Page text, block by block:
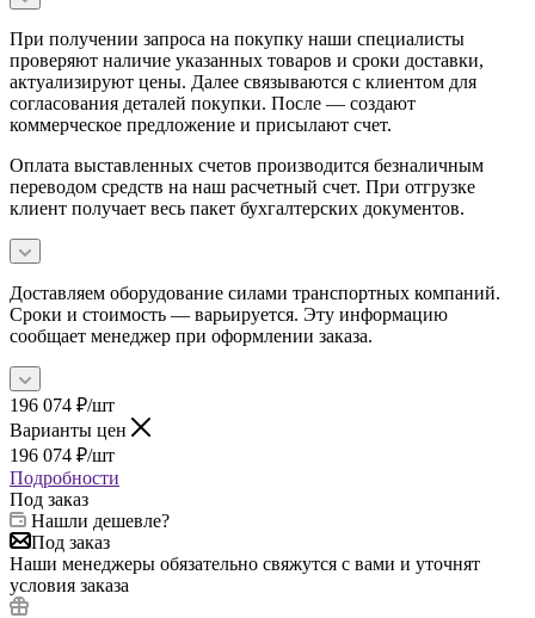
При получении запроса на покупку наши специалисты
проверяют наличие указанных товаров и сроки доставки,
актуализируют цены. Далее связываются с клиентом для
согласования деталей покупки. После — создают
коммерческое предложение и присылают счет.
Оплата выставленных счетов производится безналичным
переводом средств на наш расчетный счет. При отгрузке
клиент получает весь пакет бухгалтерских документов.
Доставляем оборудование силами транспортных компаний.
Сроки и стоимость — варьируется. Эту информацию
сообщает менеджер при оформлении заказа.
196 074 ₽/шт
Варианты цен
196 074 ₽/шт
Подробности
Под заказ
Нашли дешевле?
Под заказ
Наши менеджеры обязательно свяжутся с вами и уточнят
условия заказа